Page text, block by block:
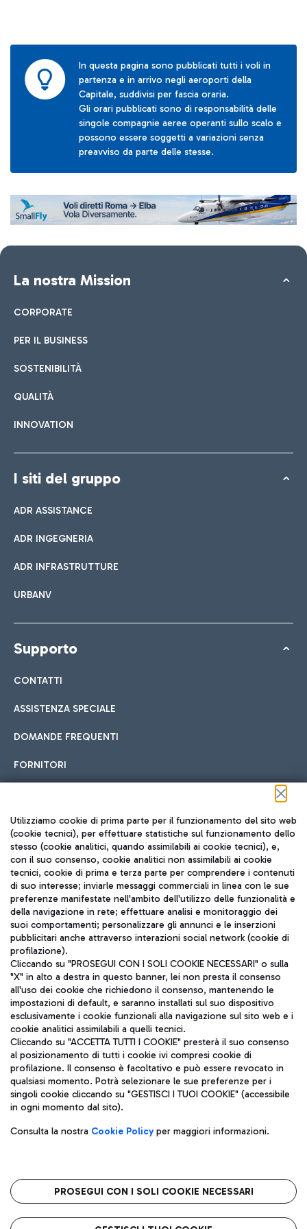
In questa pagina sono pubblicati tutti i voli in
partenza e in arrivo negli aeroporti della
Capitale, suddivisi per fascia oraria.
Gli orari pubblicati sono di responsabilità delle
singole compagnie aeree operanti sullo scalo e
possono essere soggetti a variazioni senza
preavviso da parte delle stesse.
La nostra Mission
CORPORATE
PER IL BUSINESS
SOSTENIBILITÀ
QUALITÀ
INNOVATION
I siti del gruppo
ADR ASSISTANCE
ADR INGEGNERIA
ADR INFRASTRUTTURE
URBANV
Supporto
CONTATTI
ASSISTENZA SPECIALE
DOMANDE FREQUENTI
FORNITORI
Seguici sui social
TRAVEL JOURNAL
ITA
Aeroporti di Roma S.p.A. - Società soggetta a direzione e
coordinamento di Mundys S.p.A.
Codice fiscale e Registro delle Imprese di Roma 13032990155 P.
IVA 06572251004
Capitale sociale 62.224.743,00 int. vers.
Sede legale: Via Pier Paolo Racchetti 1 - 00054 Fiumicino (RM)
telefono +39 06 65951
Privacy policy
Note legali
L'aeroporto stellato
QUALITÀ SOSTENIBILITÀ INNOVAZIONE
Utilizziamo cookie di prima parte per il funzionamento del sito web
(cookie tecnici), per effettuare statistiche sul funzionamento dello
stesso (cookie analitici, quando assimilabili ai cookie tecnici), e,
con il suo consenso, cookie analitici non assimilabili ai cookie
tecnici, cookie di prima e terza parte per comprendere i contenuti
di suo interesse; inviarle messaggi commerciali in linea con le sue
preferenze manifestate nell'ambito dell'utilizzo delle funzionalità e
della navigazione in rete; effettuare analisi e monitoraggio dei
suoi comportamenti; personalizzare gli annunci e le inserzioni
pubblicitari anche attraverso interazioni social network (cookie di
profilazione).
Cliccando su "PROSEGUI CON I SOLI COOKIE NECESSARI" o sulla
"X" in alto a destra in questo banner, lei non presta il consenso
all'uso dei cookie che richiedono il consenso, mantenendo le
impostazioni di default, e saranno installati sul suo dispositivo
esclusivamente i cookie funzionali alla navigazione sul sito web e i
cookie analitici assimilabili a quelli tecnici.
Cliccando su "ACCETTA TUTTI I COOKIE" presterà il suo consenso
al posizionamento di tutti i cookie ivi compresi cookie di
profilazione. Il consenso è facoltativo e può essere revocato in
qualsiasi momento. Potrà selezionare le sue preferenze per i
singoli cookie cliccando su "GESTISCI I TUOI COOKIE" (accessibile
in ogni momento dal sito).
Consulta la nostra Cookie Policyper maggiori informazioni.
PROSEGUI CON I SOLI COOKIE NECESSARI